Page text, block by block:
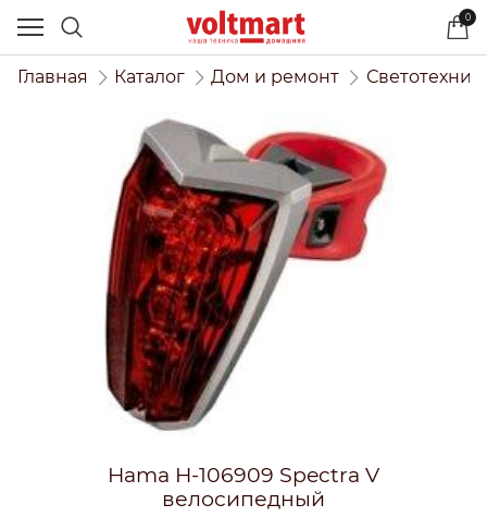
0
Главная Каталог Дом и ремонт
Hama H-106909 Spectra V
велосипедный